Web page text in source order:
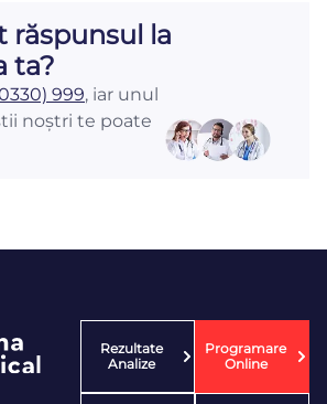
răspunsul la
ta?
999, iar unul
noștri te poate
Rezultate
Analize
Programare
Online